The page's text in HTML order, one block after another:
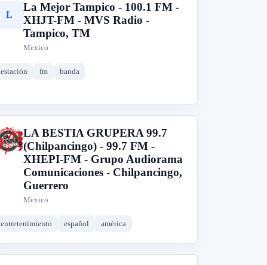
L
La Mejor Tampico - 100.1 FM -
XHJT-FM - MVS Radio -
Tampico, TM
Mexico
estación fm banda
L
LA BESTIA GRUPERA 99.7
(Chilpancingo) - 99.7 FM -
XHEPI-FM - Grupo Audiorama
Comunicaciones - Chilpancingo,
Guerrero
Mexico
entretenimiento español américa